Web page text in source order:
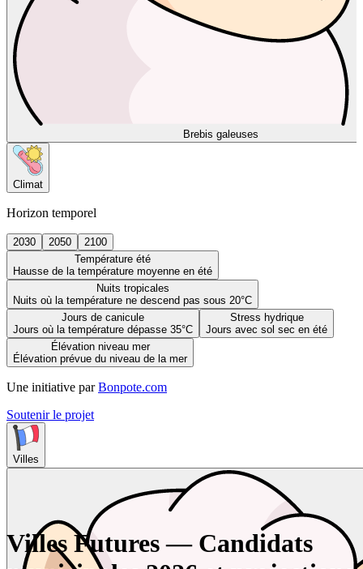
Brebis galeuses
Climat
Horizon temporel
2030 2050
2100
Température été
Hausse de la température moyenne en été
Nuits tropicales
Nuits où la température ne descend pas sous 20°C
Jours de canicule
Jours où la température dépasse 35°C
Stress hydrique
Jours avec sol sec en été
Élévation niveau mer
Élévation prévue du niveau de la mer
Une initiative par Bonpote.com
Soutenir le projet
Villes
Villes Futures — Candidats